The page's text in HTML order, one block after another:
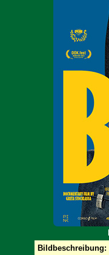
Bildbeschreibung: